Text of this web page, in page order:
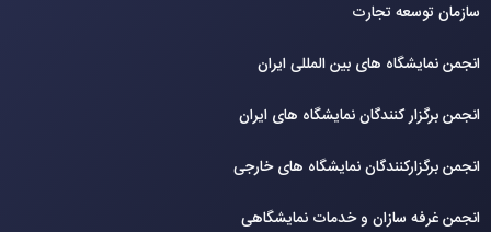
سازمان توسعه تجارت
انجمن نمایشگاه های بین المللی ایران
انجمن برگزار کنندگان نمایشگاه های ایران
انجمن برگزارکنندگان نمایشگاه های خارجی
انجمن غرفه سازان و خدمات نمایشگاهی